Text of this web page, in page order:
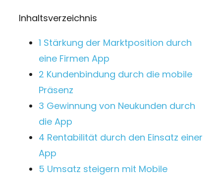
Inhaltsverzeichnis
1 Stärkung der Marktposition durch
eine Firmen App
2 Kundenbindung durch die mobile
Präsenz
3 Gewinnung von Neukunden durch
die App
4 Rentabilität durch den Einsatz einer
App
5 Umsatz steigern mit Mobile